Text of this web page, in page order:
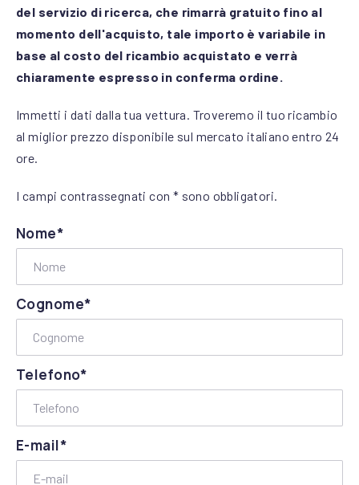
del servizio di ricerca, che rimarrà gratuito fino al
momento dell'acquisto, tale importo è variabile in
base al costo del ricambio acquistato e verrà
chiaramente espresso in conferma ordine.
Immetti i dati dalla tua vettura. Troveremo il tuo ricambio
al miglior prezzo disponibile sul mercato italiano entro 24
ore.
I campi contrassegnati con * sono obbligatori.
Nome*
Cognome*
Telefono*
E-mail*